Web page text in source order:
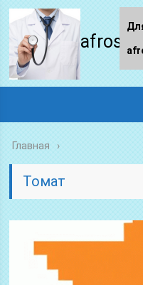
afros-
Главная
Томат